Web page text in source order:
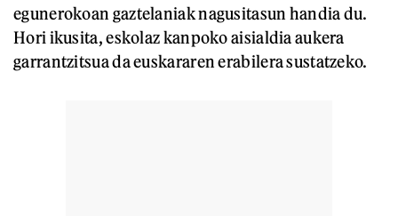
egunerokoan gaztelaniak nagusitasun handia du.
Hori ikusita, eskolaz kanpoko aisialdia aukera
garrantzitsua da euskararen erabilera sustatzeko.